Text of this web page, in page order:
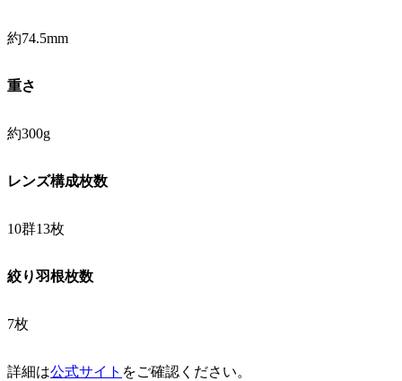
約74.5mm
重さ
約300g
レンズ構成枚数
10群13枚
絞り羽根枚数
7枚
詳細は公式サイト をご確認ください。